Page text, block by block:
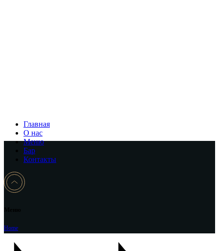
Главная
О нас
Меню
Бар
Контакты
Home